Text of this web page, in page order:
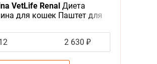
VetLife RenalДиета
для кошек Паштет для
недостаточности (цена
2 630 ₽